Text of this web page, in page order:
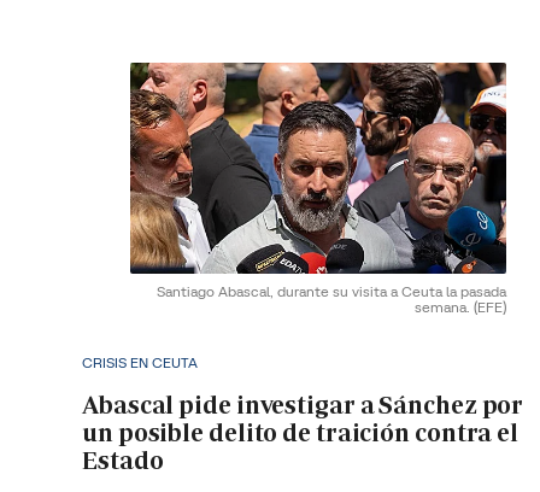
Santiago Abascal, durante su visita a Ceuta la pasada
semana. (EFE)
CRISIS EN CEUTA
Abascal pide investigar a Sánchez por
un posible delito de traición contra el
Estado